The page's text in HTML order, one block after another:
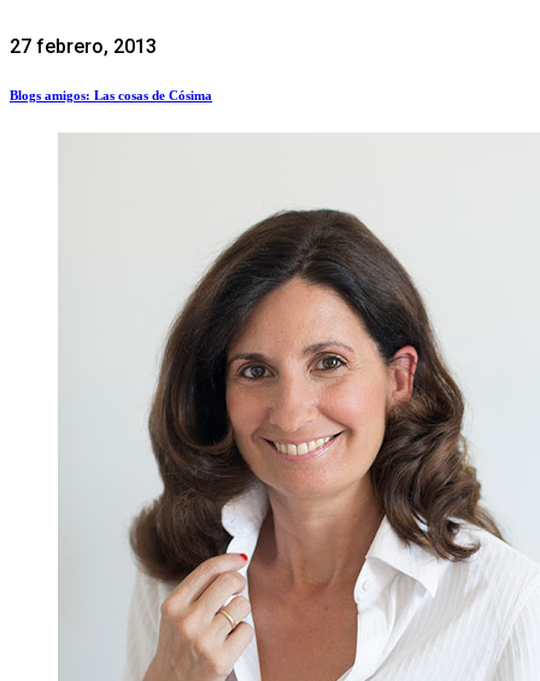
27 febrero, 2013
Blogs amigos: Las cosas de Cósima